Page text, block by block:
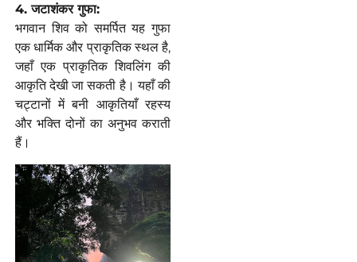
4. जटाशंकर गुफा:
भगवान शिव को समर्पित यह गुफा
एक धार्मिक और प्राकृतिक स्थल है,
जहाँ एक प्राकृतिक शिवलिंग की
आकृति देखी जा सकती है। यहाँ की
चट्टानों में बनी आकृतियाँ रहस्य
और भक्ति दोनों का अनुभव कराती
हैं।